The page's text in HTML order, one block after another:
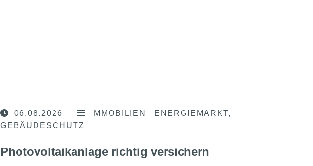
06.08.2026 IMMOBILIEN
ENERGIEMARKT
GEBÄUDESCHUTZ
Photovoltaikanlage richtig versichern